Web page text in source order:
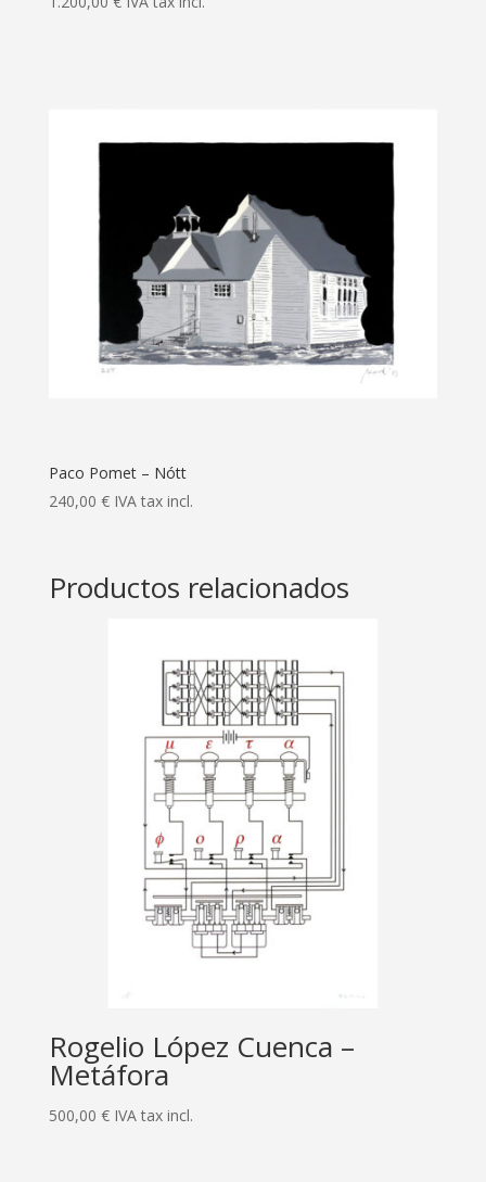
Paco Pomet – Nótt
240,00 € IVA tax incl.
Productos relacionados
Rogelio López Cuenca –
Metáfora
500,00 € IVA tax incl.